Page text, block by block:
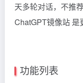
天多轮对话，不推
ChatGPT镜像站 是
功能列表